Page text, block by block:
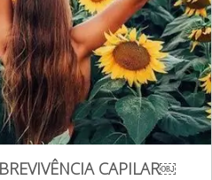
CAPILAR￼